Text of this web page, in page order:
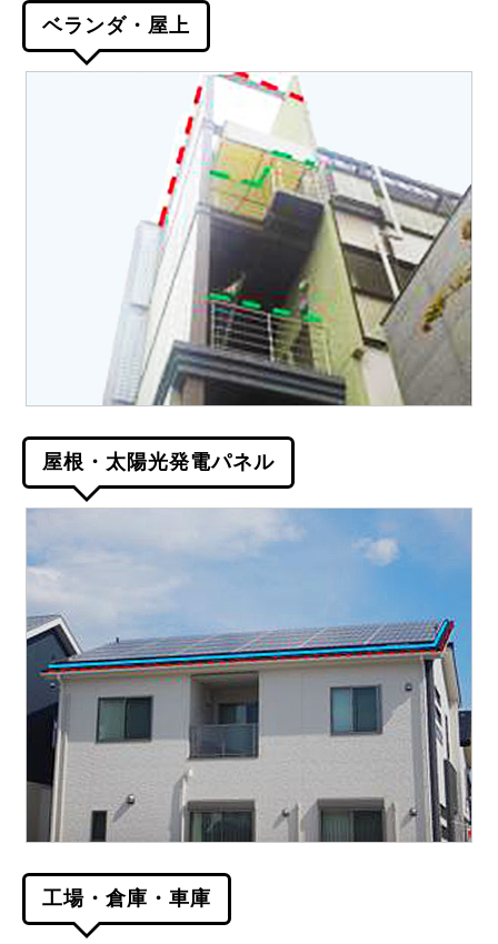
ベランダ・屋上
屋根・太陽光発電パネル
工場・倉庫・車庫